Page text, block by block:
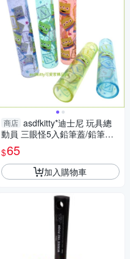
商店 asdfkitty*迪士尼 玩具總
動員 三眼怪5入鉛筆蓋/鉛筆延
長器/鉛筆套/鉛筆帽-日本製
$65
加入購物車